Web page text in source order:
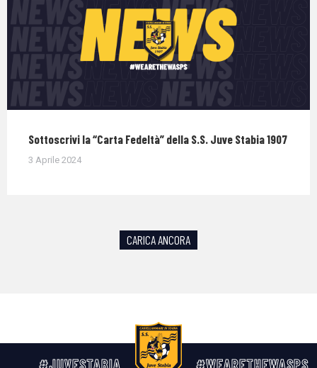
Sottoscrivi la “Carta Fedeltà” della S.S. Juve Stabia 1907
3 Aprile 2024
CARICA ANCORA